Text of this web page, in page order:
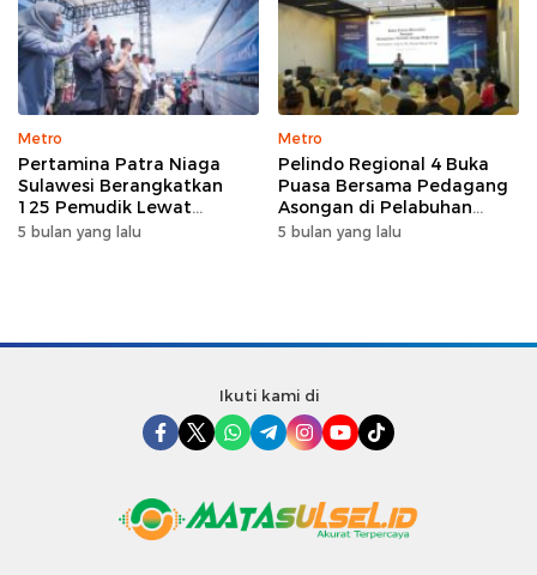
Metro
Pertamina Patra Niaga
Sulawesi Berangkatkan
125 Pemudik Lewat
Program Mudik Gratis
5 bulan yang lalu
Metro
Pelindo Regional 4 Buka
Puasa Bersama Pedagang
Asongan di Pelabuhan
Makassar, Perkuat
5 bulan yang lalu
Ikuti kami di